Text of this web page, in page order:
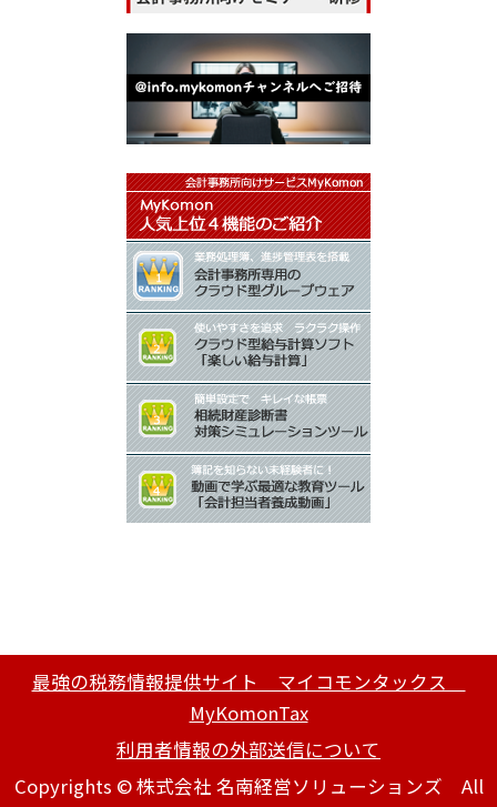
最強の税務情報提供サイト マイコモンタックス
MyKomonTax
利用者情報の外部送信について
Copyrights © 株式会社 名南経営ソリューションズ All